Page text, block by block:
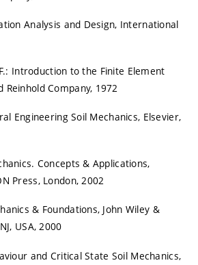
Analysis and Design, International
Introduction to the Finite Element
Reinhold Company, 1972
Engineering Soil Mechanics, Elsevier,
Concepts & Applications,
Press, London, 2002
& Foundations, John Wiley &
USA, 2000
and Critical State Soil Mechanics,